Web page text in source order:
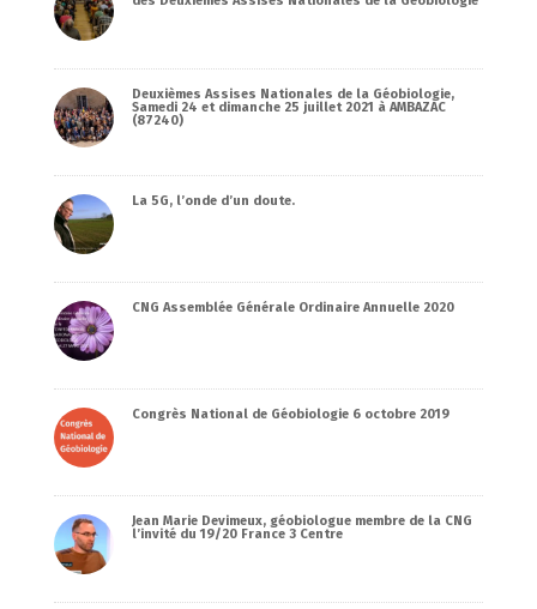
Deuxièmes Assises Nationales de la Géobiologie,
Samedi 24 et dimanche 25 juillet 2021 à AMBAZAC
(87240)
La 5G, l’onde d’un doute.
CNG Assemblée Générale Ordinaire Annuelle 2020
Congrès National de Géobiologie 6 octobre 2019
Jean Marie Devimeux, géobiologue membre de la CNG
l’invité du 19/20 France 3 Centre